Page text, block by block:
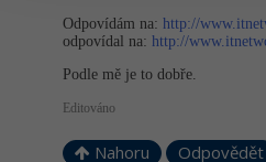
Odpovídám na: http://
odpovídal na: http://
Podle mě je to dobře.
Editováno
Nahoru Odpovědět